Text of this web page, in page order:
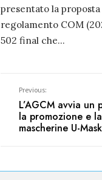
presentato la proposta
regolamento COM
502 final che...
Previous:
L’AGCM avvia
la promozione e
mascherine U-Mask